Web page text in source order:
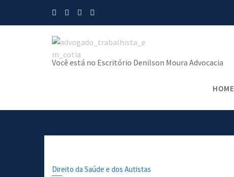
Você está no Escritório Denilson Moura Advocacia
HOME
Direito da Saúde e dos Autistas